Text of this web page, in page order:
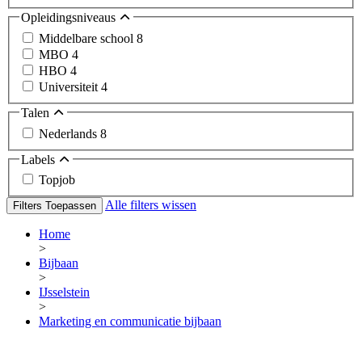
Opleidingsniveaus
Middelbare school 8
MBO 4
HBO 4
Universiteit 4
Talen
Nederlands 8
Labels
Topjob
Filters Toepassen Alle filters wissen
Home
>
Bijbaan
>
IJsselstein
>
Marketing en communicatie bijbaan